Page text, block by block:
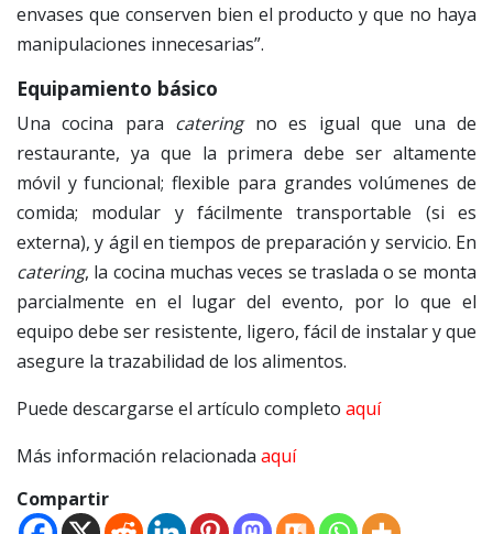
envases que conserven bien el producto y que no haya
manipulaciones innecesarias”.
Equipamiento básico
Una cocina para catering no es igual que una de
restaurante, ya que la primera debe ser altamente
móvil y funcional; flexible para grandes volúmenes de
comida; modular y fácilmente transportable (si es
externa), y ágil en tiempos de preparación y servicio. En
catering, la cocina muchas veces se traslada o se monta
parcialmente en el lugar del evento, por lo que el
equipo debe ser resistente, ligero, fácil de instalar y que
asegure la trazabilidad de los alimentos.
Puede descargarse el artículo completo aquí
Más información relacionada aquí
Compartir